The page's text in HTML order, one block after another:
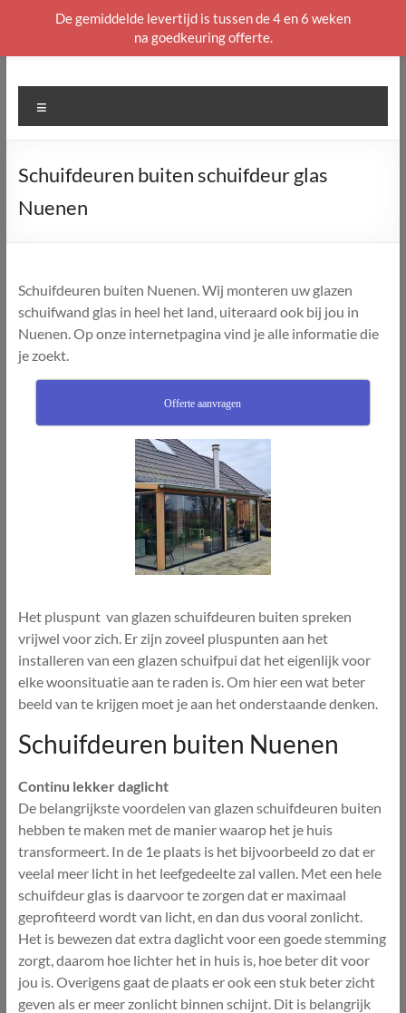
naar
Schuifdeuren buiten schuifdeur glas
Nuenen
Schuifdeuren buiten Nuenen. Wij monteren uw glazen
schuifwand glas in heel het land, uiteraard ook bij jou in
Nuenen. Op onze internetpagina vind je alle informatie die
je zoekt.
Offerte aanvragen
Het pluspunt van glazen schuifdeuren buiten spreken
vrijwel voor zich. Er zijn zoveel pluspunten aan het
installeren van een glazen schuifpui dat het eigenlijk voor
elke woonsituatie aan te raden is. Om hier een wat beter
beeld van te krijgen moet je aan het onderstaande denken.
Schuifdeuren buiten Nuenen
Continu lekker daglicht
De belangrijkste voordelen van glazen schuifdeuren buiten
hebben te maken met de manier waarop het je huis
transformeert. In de 1e plaats is het bijvoorbeeld zo dat er
veelal meer licht in het leefgedeelte zal vallen. Met een hele
schuifdeur glas is daarvoor te zorgen dat er maximaal
geprofiteerd wordt van licht, en dan dus vooral zonlicht.
Het is bewezen dat extra daglicht voor een goede stemming
zorgt, daarom hoe lichter het in huis is, hoe beter dit voor
jou is. Overigens gaat de plaats er ook een stuk beter zicht
geven als er meer zonlicht binnen schijnt. Dit is belangrijk
De gemiddelde levertijd is tussen de 4 en 6 weken
na goedkeuring offerte.